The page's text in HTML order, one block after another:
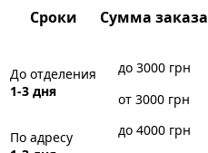
Сроки Сумма заказа
До отделения
1-3 дня
до 3000 грн
от 3000 грн
По адресу
до 4000 грн